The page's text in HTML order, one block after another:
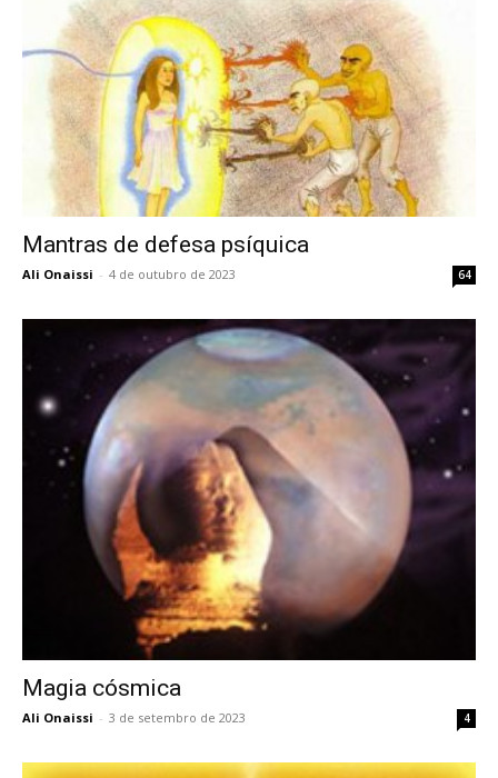
Mantras de defesa psíquica
Ali Onaissi - 4 de outubro de 2023 64
Magia cósmica
Ali Onaissi - 3 de setembro de 2023 4